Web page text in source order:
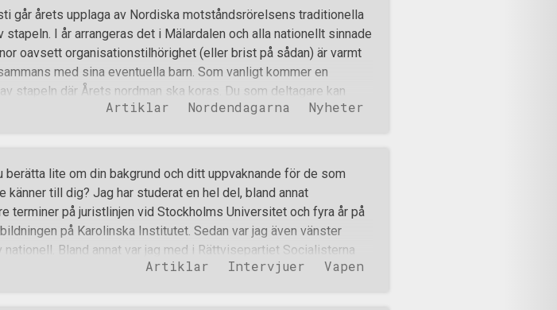
för att jag själv är familjefar. Mina barn älskade förra årets
och fick nya kompisar som de har kontakt med än
som i framtiden förhoppningsvis blir kamrater. Lyckat med andra
själv på folk som jag inte träffat på många år och flera av dem
visar a
går årets upplaga av Nordiska motståndsrörelsens traditionella
stapeln. I år arrangeras det i Mälardalen och alla nationellt sinnade
oavsett organisationstilhörighet (eller brist på sådan) är varmt
med sina eventuella barn. Som vanligt kommer en
stapeln där Årets nordman ska koras. Du som deltagare kan
delta för att försöka kamma hem titeln eller finnas på plats i
tecken som du sent kommer att glömma! Tal under
2020. Anmälan är bindande och sker via e-post till
senast den 7 augusti. Inträdet är 300 kr för
för alla barn och då ingår måltider för hela dagen. Möjlighet till
tält finns. Önskar du delta i tävlingen Årets Nordman ska detta
Artiklar Nordendagarna Nyheter
berätta lite om din bakgrund och ditt uppvaknande för de som
känner till dig? Jag har studerat en hel del, bland annat
terminer på juristlinjen vid Stockholms Universitet och fyra år på
på Karolinska Institutet. Sedan var jag även vänster
nationell. Bland annat var jag med i Rättvisepartiet Socialisterna
och satt då också som ersättare i Haninge kommunfullmäktige.
Artiklar Intervjuer Vapen